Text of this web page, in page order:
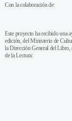
Con la colaboración de:
Este proyecto ha recibido una
edición, del Ministerio de
la Dirección General del
de la Lectura: